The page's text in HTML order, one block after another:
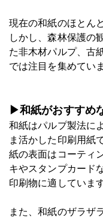
現在の和紙のほとん
しかし、森林保護の
た非木材パルプ、古
では注目を集めてい
▶和紙がおすすめ
和紙はパルプ製法に
ま活かした印刷用紙
紙の表面はコーティ
キやスタンプカード
印刷物に適しています
また、和紙のザラザ